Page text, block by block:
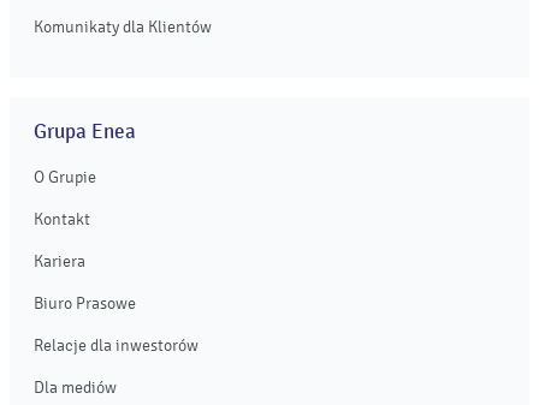
Komunikaty dla Klientów
Grupa Enea
O Grupie
Kontakt
Kariera
Biuro Prasowe
Relacje dla inwestorów
Dla mediów